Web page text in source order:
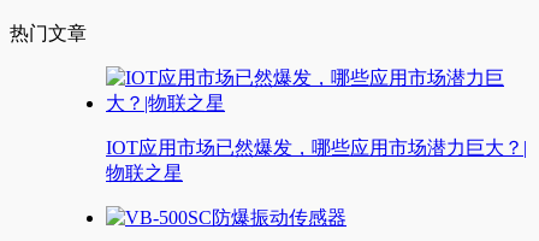
热门文章
IOT应用市场已然爆发，哪些应用市场潜力巨大？|
物联之星